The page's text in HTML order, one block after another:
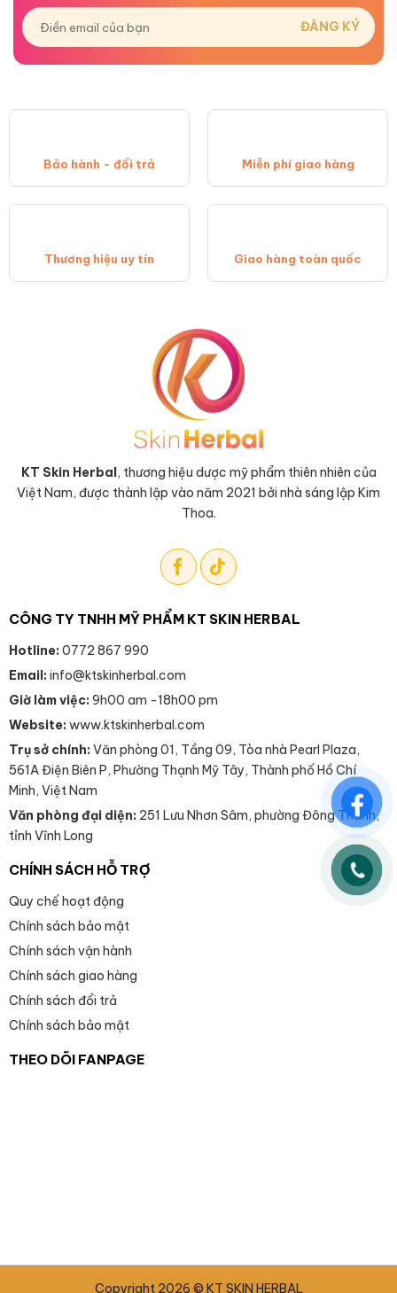
Bảo hành - đổi trả Miễn phí giao hàng
Thương hiệu uy tín Giao hàng toàn quốc
KT Skin Herbal, thương hiệu dược mỹ phẩm thiên nhiên của
Việt Nam, được thành lập vào năm 2021 bởi nhà sáng lập Kim
Thoa.
CÔNG TY TNHH MỸ PHẨM KT SKIN HERBAL
Hotline: 0772 867 990
Email: info@ktskinherbal.com
Giờ làm việc: 9h00 am -18h00 pm
Website: www.ktskinherbal.com
Trụ sở chính: Văn phòng 01, Tầng 09, Tòa nhà Pearl Plaza,
561A Điện Biên P, Phường Thạnh Mỹ Tây, Thành phố Hồ Chí
Minh, Việt Nam
Văn phòng đại diện: 251 Lưu Nhơn Sâm, phường Đông Thành,
tỉnh Vĩnh Long
CHÍNH SÁCH HỖ TRỢ
Quy chế hoạt động
Chính sách bảo mật
Chính sách vận hành
Chính sách giao hàng
Chính sách đổi trả
Chính sách bảo mật
THEO DÕI FANPAGE
Copyright 2026 © KT SKIN HERBAL